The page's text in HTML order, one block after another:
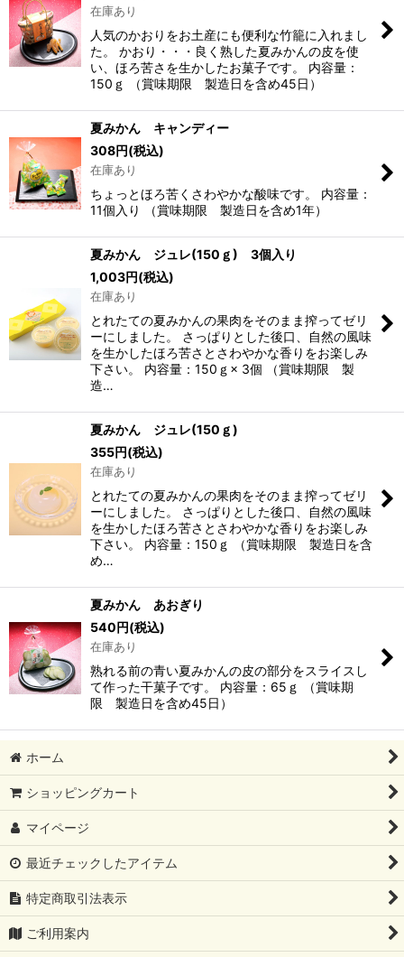
在庫あり
人気のかおりをお土産にも便利な竹籠に入れまし
た。 かおり・・・良く熟した夏みかんの皮を使
い、ほろ苦さを生かしたお菓子です。 内容量：
150ｇ （賞味期限 製造日を含め45日）
夏みかん キャンディー
308円(税込)
在庫あり
ちょっとほろ苦くさわやかな酸味です。 内容量：
11個入り （賞味期限 製造日を含め1年）
夏みかん ジュレ(150ｇ) 3個入り
1,003円(税込)
在庫あり
とれたての夏みかんの果肉をそのまま搾ってゼリ
ーにしました。 さっぱりとした後口、自然の風味
を生かしたほろ苦さとさわやかな香りをお楽しみ
下さい。 内容量：150ｇ× 3個 （賞味期限 製
造…
夏みかん ジュレ(150ｇ)
355円(税込)
在庫あり
とれたての夏みかんの果肉をそのまま搾ってゼリ
ーにしました。 さっぱりとした後口、自然の風味
を生かしたほろ苦さとさわやかな香りをお楽しみ
下さい。 内容量：150ｇ （賞味期限 製造日を含
め…
夏みかん あおぎり
540円(税込)
在庫あり
熟れる前の青い夏みかんの皮の部分をスライスし
て作った干菓子です。 内容量：65ｇ （賞味期
限 製造日を含め45日）
ホーム
ショッピングカート
マイページ
最近チェックしたアイテム
特定商取引法表示
ご利用案内